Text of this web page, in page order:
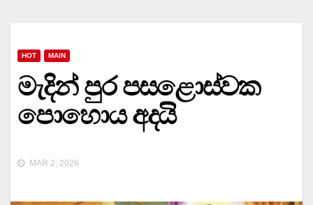
HOT MAIN
මැදින් පුර පසළොස්වක
පොහොය අදයි
MAR 2, 2026